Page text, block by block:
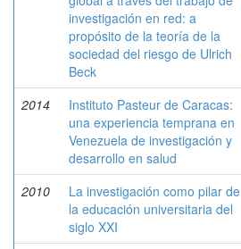
investigación en red: a
propósito de la teoría de la
sociedad del riesgo de Ulrich
Beck
2014
Instituto Pasteur de Caracas:
una experiencia temprana en
Venezuela de investigación y
desarrollo en salud
2010
La investigación como pilar de
la educación universitaria del
siglo XXI